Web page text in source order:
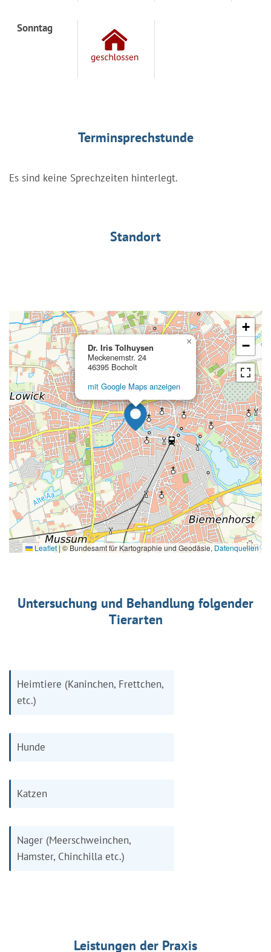
Sonntag
Terminsprechstunde
Es sind keine Sprechzeiten hinterlegt.
Standort
Dr. Iris Tolhuysen
Meckenemstr. 24
46395 Bocholt
mit Google Maps anzeigen
×
+
−
Leaflet |© Bundesamt für Kartographie und Geodäsie, Datenquellen
Untersuchung und Behandlung folgender
Tierarten
Heimtiere (Kaninchen, Frettchen,
etc.)
Hunde
Katzen
Nager (Meerschweinchen,
Hamster, Chinchilla etc.)
Leistungen der Praxis